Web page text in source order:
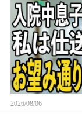
2026/08/06